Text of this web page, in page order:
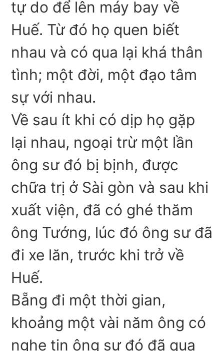
tự do để lên máy bay về
Huế. Từ đó họ quen biết
nhau và có qua lại khá thân
tình; một đời, một đạo tâm
sự với nhau.
Về sau ít khi có dịp họ gặp
lại nhau, ngoại trừ một lần
ông sư đó bị bịnh, được
chữa trị ở Sài gòn và sau khi
xuất viện, đã có ghé thăm
ông Tướng, lúc đó ông sư đã
đi xe lăn, trước khi trở về
Huế.
Bẵng đi một thời gian,
khoảng một vài năm ông có
nghe tin ông sư đó đã qua